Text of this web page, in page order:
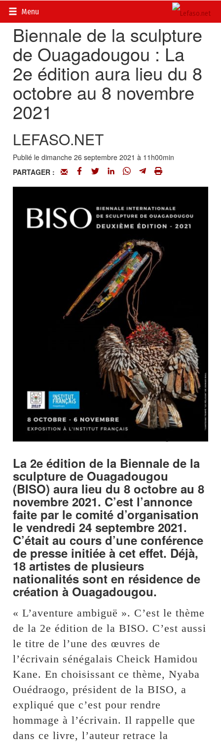
Menu
Accueil>
Biennale de la sculpture
de Ouagadougou : La
2e édition aura lieu du 8
octobre au 8 novembre
2021
LEFASO.NET
Publié le dimanche 26 septembre 2021 à 11h00min
PARTAGER :
La 2e édition de la Biennale de la
sculpture de Ouagadougou
(BISO) aura lieu du 8 octobre au 8
novembre 2021. C’est l’annonce
faite par le comité d’organisation
le vendredi 24 septembre 2021.
C’était au cours d’une conférence
de presse initiée à cet effet. Déjà,
18 artistes de plusieurs
nationalités sont en résidence de
création à Ouagadougou.
« L’aventure ambiguë ». C’est le thème
de la 2e édition de la BISO. C’est aussi
le titre de l’une des œuvres de
l’écrivain sénégalais Cheick Hamidou
Kane. En choisissant ce thème, Nyaba
Ouédraogo, président de la BISO, a
expliqué que c’est pour rendre
hommage à l’écrivain. Il rappelle que
dans ce livre, l’auteur retrace la